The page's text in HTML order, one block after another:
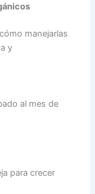
manejarlas
y
al mes de
para crecer